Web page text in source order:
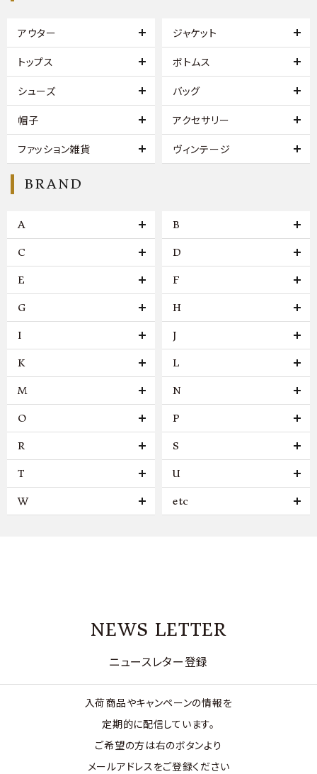
アウター ジャケット
トップス ボトムス
シューズ バッグ
帽子 アクセサリー
ファッション雑貨 ヴィンテージ
BRAND
A B
C D
E F
G H
I J
K L
M N
O P
R S
T U
W etc
NEWS LETTER
ニュースレター登録
入荷商品やキャンペーンの情報を
定期的に配信しています。
ご希望の方は右のボタンより
メールアドレスをご登録ください